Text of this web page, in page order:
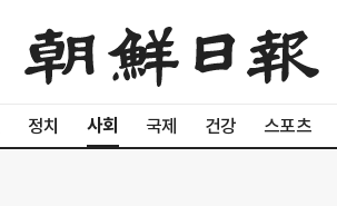
정치 사회 국제 건강 스포츠